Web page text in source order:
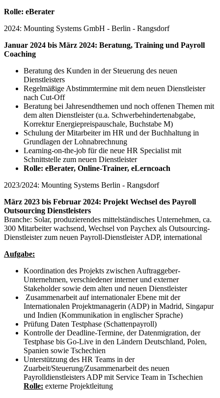
Rolle: eBerater
2024: Mounting Systems GmbH - Berlin - Rangsdorf
Januar 2024 bis März 2024: Beratung, Training und Payroll
Coaching
Beratung des Kunden in der Steuerung des neuen
Dienstleisters
Regelmäßige Abstimmtermine mit dem neuen Dienstleister
nach Cut-Off
Beratung bei Jahresendthemen und noch offenen Themen mit
dem alten Dienstleister (u.a. Schwerbehindertenabgabe,
Korrektur Energiepreispauschale, Buchstabe M)
Schulung der Mitarbeiter im HR und der Buchhaltung in
Grundlagen der Lohnabrechnung
Learning-on-the-job für die neue HR Specialist mit
Schnittstelle zum neuen Dienstleister
Rolle: eBerater, Online-Trainer, eLerncoach
2023/2024: Mounting Systems Berlin - Rangsdorf
März 2023 bis Februar 2024: Projekt Wechsel des Payroll
Outsourcing Dienstleisters
Branche: Solar, produzierendes mittelständisches Unternehmen, ca.
300 Mitarbeiter wachsend, Wechsel von Paychex als Outsourcing-
Dienstleister zum neuen Payroll-Dienstleister ADP, international
Aufgabe:
Koordination des Projekts zwischen Auftraggeber-
Unternehmen, verschiedener interner und externer
Stakeholder sowie dem alten und neuen Dienstleister
Zusammenarbeit auf internationaler Ebene mit der
Internationalen Projektmanagerin (ADP) in Madrid, Singapur
und Indien (Kommunikation in englischer Sprache)
Prüfung Daten Testphase (Schattenpayroll)
Kontrolle der Deadline-Termine, der Datenmigration, der
Testphase bis Go-Live in den Ländern Deutschland, Polen,
Spanien sowie Tschechien
Unterstützung des HR Teams in der
Zuarbeit/Steuerung/Zusammenarbeit des neuen
Payrolldienstleisters ADP mit Service Team in Tschechien
Rolle: externe Projektleitung